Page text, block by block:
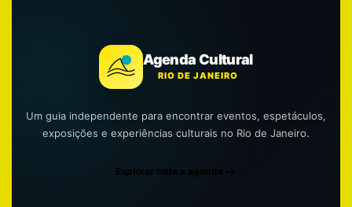
Agenda Cultural
RIO DE JANEIRO
Um guia independente para encontrar eventos, espetáculos,
exposições e experiências culturais no Rio de Janeiro.
Explorar toda a agenda